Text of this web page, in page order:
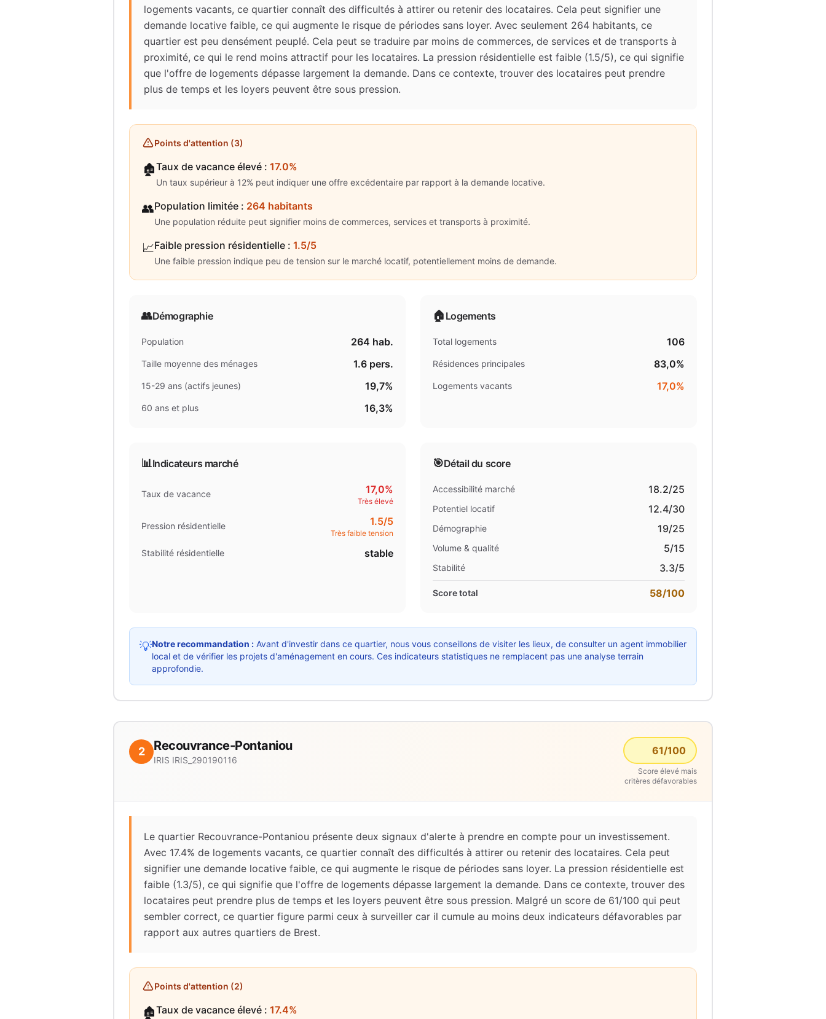
logements vacants, ce quartier connaît des difficultés à attirer ou retenir des locataires. Cela peut signifier une
demande locative faible, ce qui augmente le risque de périodes sans loyer. Avec seulement 264 habitants, ce
quartier est peu densément peuplé. Cela peut se traduire par moins de commerces, de services et de transports à
proximité, ce qui le rend moins attractif pour les locataires. La pression résidentielle est faible (1.5/5), ce qui signifie
que l'offre de logements dépasse largement la demande. Dans ce contexte, trouver des locataires peut prendre
plus de temps et les loyers peuvent être sous pression.
Points d'attention (3)
🏚️Taux de vacance élevé : 17.0%
Un taux supérieur à 12% peut indiquer une offre excédentaire par rapport à la demande locative.
👥Population limitée : 264 habitants
Une population réduite peut signifier moins de commerces, services et transports à proximité.
📈Faible pression résidentielle : 1.5/5
Une faible pression indique peu de tension sur le marché locatif, potentiellement moins de demande.
👥Démographie
Population 264 hab.
Taille moyenne des ménages 1.6 pers.
15-29 ans (actifs jeunes) 19,7%
60 ans et plus 16,3%
🏠 Logements
Total logements 106
Résidences principales 83,0%
Logements vacants 17,0%
📊Indicateurs marché
Taux de vacance 17,0%
Très élevé
Pression résidentielle 1.5/5
Très faible tension
Stabilité résidentielle stable
🎯Détail du score
Accessibilité marché 18.2/25
Potentiel locatif 12.4/30
Démographie 19/25
Volume & qualité 5/15
Stabilité 3.3/5
Score total 58/100
💡Notre recommandation : Avant d'investir dans ce quartier, nous vous conseillons de visiter les lieux, de consulter un agent immobilier
local et de vérifier les projets d'aménagement en cours. Ces indicateurs statistiques ne remplacent pas une analyse terrain
approfondie.
2 Recouvrance-Pontaniou
IRIS IRIS_290190116
61/100
Score élevé mais
critères défavorables
Le quartier Recouvrance-Pontaniou présente deux signaux d'alerte à prendre en compte pour un investissement.
Avec 17.4% de logements vacants, ce quartier connaît des difficultés à attirer ou retenir des locataires. Cela peut
signifier une demande locative faible, ce qui augmente le risque de périodes sans loyer. La pression résidentielle est
faible (1.3/5), ce qui signifie que l'offre de logements dépasse largement la demande. Dans ce contexte, trouver des
locataires peut prendre plus de temps et les loyers peuvent être sous pression. Malgré un score de 61/100 qui peut
sembler correct, ce quartier figure parmi ceux à surveiller car il cumule au moins deux indicateurs défavorables par
rapport aux autres quartiers de Brest.
Points d'attention (2)
🏚️Taux de vacance élevé : 17.4%